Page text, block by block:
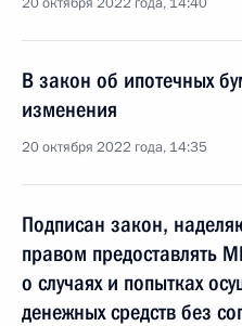
В закон об ипотечных
изменения
20 октября 2022 года, 14:35
Подписан закон,
правом предоставлять
о случаях и попытках
денежных средств без